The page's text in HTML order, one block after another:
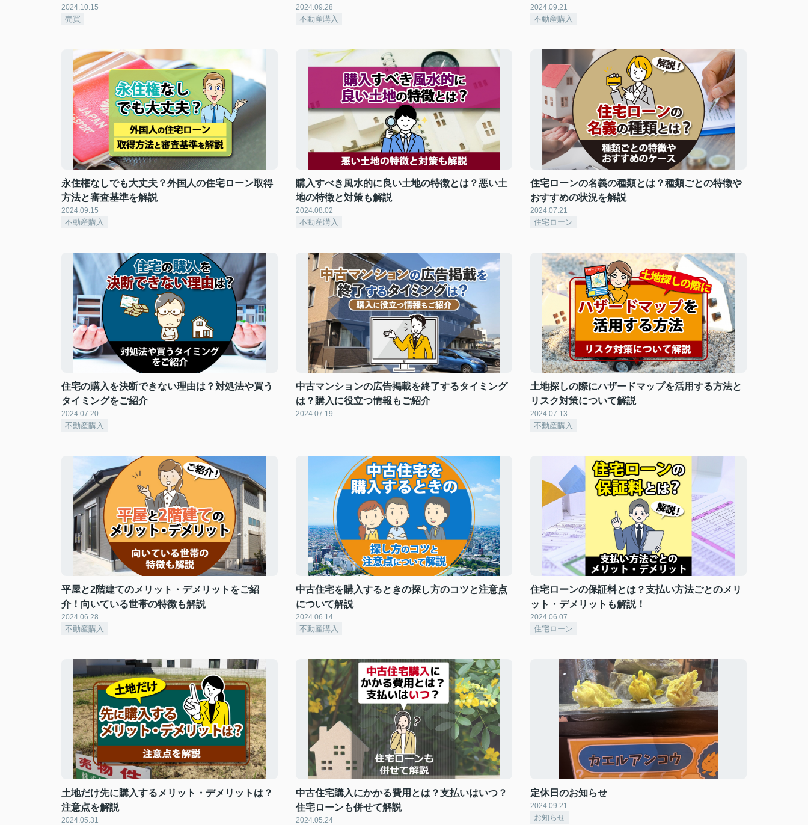
2024.10.15
売買
2024.09.28
不動産購入
2024.09.21
不動産購入
永住権なしでも大丈夫？外国人の住宅ローン取得
方法と審査基準を解説
2024.09.15
不動産購入
購入すべき風水的に良い土地の特徴とは？悪い土
地の特徴と対策も解説
2024.08.02
不動産購入
住宅ローンの名義の種類とは？種類ごとの特徴や
おすすめの状況を解説
2024.07.21
住宅ローン
住宅の購入を決断できない理由は？対処法や買う
タイミングをご紹介
2024.07.20
不動産購入
中古マンションの広告掲載を終了するタイミング
は？購入に役立つ情報もご紹介
2024.07.19
土地探しの際にハザードマップを活用する方法と
リスク対策について解説
2024.07.13
不動産購入
平屋と2階建てのメリット・デメリットをご紹
介！向いている世帯の特徴も解説
2024.06.28
不動産購入
中古住宅を購入するときの探し方のコツと注意点
について解説
2024.06.14
不動産購入
住宅ローンの保証料とは？支払い方法ごとのメリ
ット・デメリットも解説！
2024.06.07
住宅ローン
土地だけ先に購入するメリット・デメリットは？
注意点を解説
2024.05.31
中古住宅購入にかかる費用とは？支払いはいつ？
住宅ローンも併せて解説
2024.05.24
定休日のお知らせ
2024.09.21
お知らせ